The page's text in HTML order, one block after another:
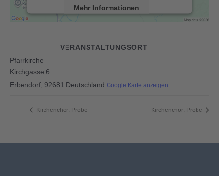
VERANSTALTUNGSORT
Pfarrkirche
Kirchgasse 6
Erbendorf 92681 Deutschland Google Karte anzeigen
Mehr Informationen
powered byUsercentrics Consent Management
Kirchenchor: Probe Kirchenchor: Probe